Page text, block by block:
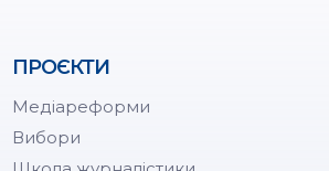
ПРОЄКТИ
Медіареформи
Вибори